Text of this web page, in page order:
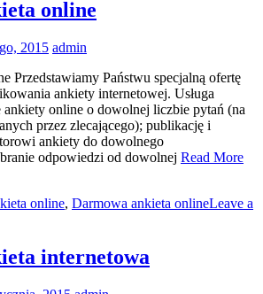
online
2015 admin
Przedstawiamy Państwu specjalną ofertę
ankiety internetowej. Usługa
online o dowolnej liczbie pytań (na
przez zlecającego); publikację i
ankiety do dowolnego
odpowiedzi od dowolnej Read More
online, Darmowa ankieta onlineLeave a
internetowa